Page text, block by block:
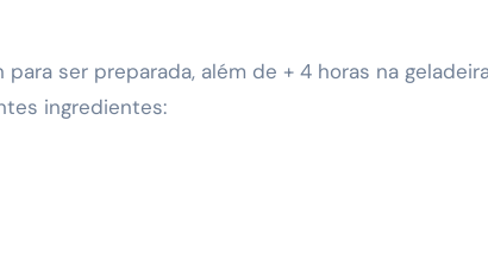
ser preparada, além de + 4 horas na
ingredientes: